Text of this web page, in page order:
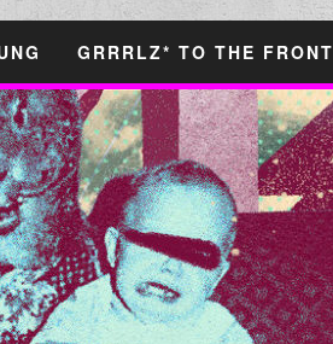
GRRRLZ* TO THE FRONT